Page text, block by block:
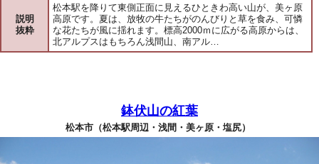
説明
抜粋
松本駅を降りて東側正面に見えるひときわ高い山が、美ヶ原
高原です。夏は、放牧の牛たちがのんびりと草を食み、可憐
な花たちが風に揺れます。標高2000ｍに広がる高原からは、
北アルプスはもちろん浅間山、南アル…
鉢伏山の紅葉
松本市（松本駅周辺・浅間・美ヶ原・塩尻）